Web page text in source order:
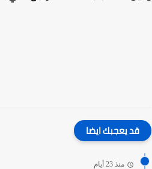
قد يعجبك ايضا
منذ 23 أيام